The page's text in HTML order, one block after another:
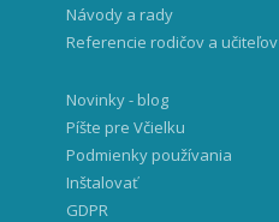
Návody a rady
Referencie rodičov a učiteľov
Novinky - blog
Píšte pre Včielku
Podmienky používania
Inštalovať
GDPR